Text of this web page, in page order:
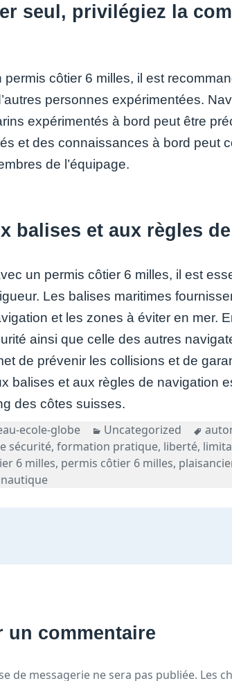
seul, privilégiez la
côtier 6 milles, il est
personnes expérimentées.
expérimentés à bord peut être
et des connaissances à bord peut
de l’équipage.
balises et aux règles
un permis côtier 6 milles, il est
Les balises maritimes
et les zones à éviter en mer.
ainsi que celle des autres
de prévenir les collisions et de
balises et aux règles de navigation
des côtes suisses.
ecole-globe Catégories
Uncategorized Tags
sécurité,formation pratique, liberté,
6 milles, permis côtier 6 milles,
un commentaire
de messagerie ne sera pas publiée. Les